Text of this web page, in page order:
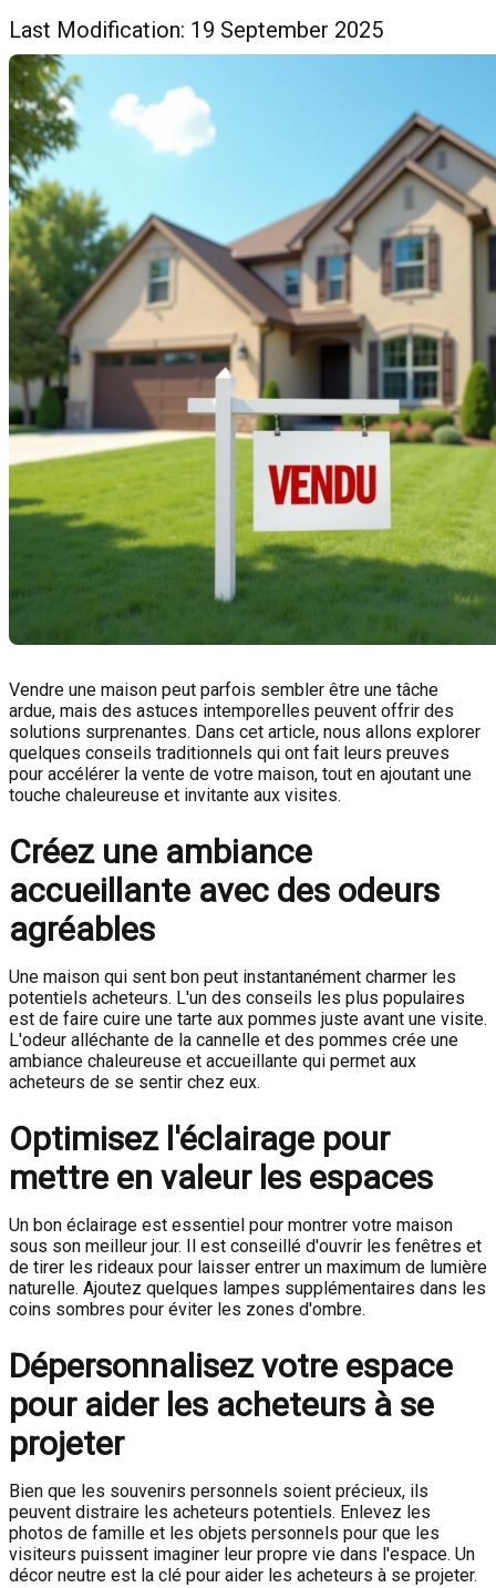
Last Modification: 19 September 2025
Vendre une maison peut parfois sembler être une tâche
ardue, mais des astuces intemporelles peuvent offrir des
solutions surprenantes. Dans cet article, nous allons explorer
quelques conseils traditionnels qui ont fait leurs preuves
pour accélérer la vente de votre maison, tout en ajoutant une
touche chaleureuse et invitante aux visites.
Créez une ambiance
accueillante avec des odeurs
agréables
Une maison qui sent bon peut instantanément charmer les
potentiels acheteurs. L'un des conseils les plus populaires
est de faire cuire une tarte aux pommes juste avant une visite.
L'odeur alléchante de la cannelle et des pommes crée une
ambiance chaleureuse et accueillante qui permet aux
acheteurs de se sentir chez eux.
Optimisez l'éclairage pour
mettre en valeur les espaces
Un bon éclairage est essentiel pour montrer votre maison
sous son meilleur jour. Il est conseillé d'ouvrir les fenêtres et
de tirer les rideaux pour laisser entrer un maximum de lumière
naturelle. Ajoutez quelques lampes supplémentaires dans les
coins sombres pour éviter les zones d'ombre.
Dépersonnalisez votre espace
pour aider les acheteurs à se
projeter
Bien que les souvenirs personnels soient précieux, ils
peuvent distraire les acheteurs potentiels. Enlevez les
photos de famille et les objets personnels pour que les
visiteurs puissent imaginer leur propre vie dans l'espace. Un
décor neutre est la clé pour aider les acheteurs à se projeter.